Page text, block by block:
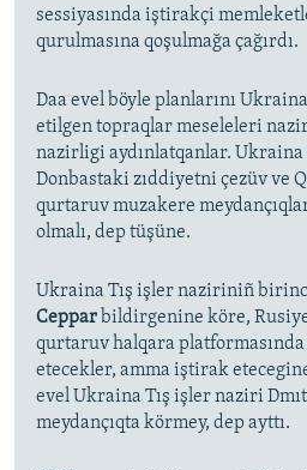
sessiyasında iştirakçi
qurulmasına qoşulmağa çağırdı.
Daa evel böyle planlarını
etilgen topraqlar meseleleri
nazirligi aydınlatqanlar.
Donbastaki zıddiyetni çezüv ve
qurtaruv muzakere
olmalı, dep tüşüne.
Ukraina Tış işler naziriniñ
Ceppar bildirgenine köre,
qurtaruv halqara
etecekler, amma iştirak
evel Ukraina Tış işler naziri
meydançıqta körmey, dep ayttı.